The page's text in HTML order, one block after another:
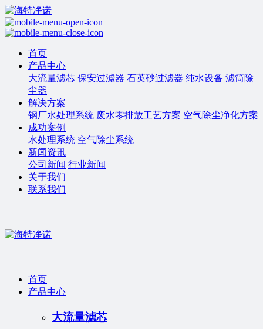
首页
产品中心
大流量滤芯 保安过滤器 石英砂过滤器 纯水设备 滤筒除
尘器
解决方案
钢厂水处理系统 废水零排放工艺方案 空气除尘净化方案
成功案例
水处理系统 空气除尘系统
新闻资讯
公司新闻 行业新闻
关于我们
联系我们
首页
产品中心
大流量滤芯